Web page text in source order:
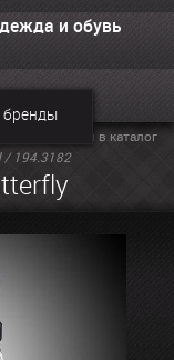
и обувь
бренды
/ 194.3182
Вернуться в каталог